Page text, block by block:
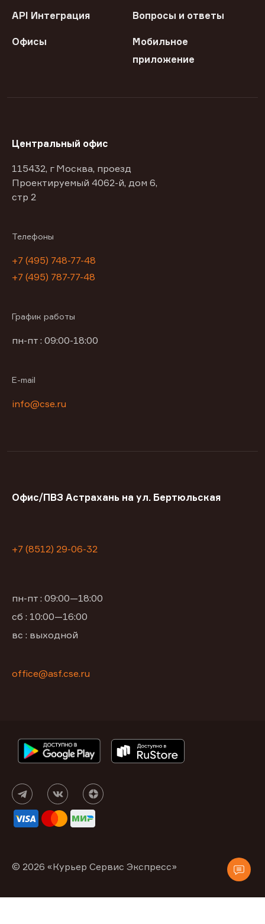
API Интеграция Вопросы и ответы
Офисы
Мобильное
приложение
Центральный офис
115432, г Москва, проезд
Проектируемый 4062-й, дом 6,
стр 2
Телефоны
+7 (495) 748-77-48
+7 (495) 787-77-48
График работы
пн-пт : 09:00-18:00
E-mail
info@cse.ru
Офис/ПВЗ Астрахань на ул. Бертюльская
+7 (8512) 29-06-32
пн-пт : 09:00—18:00
сб : 10:00—16:00
вс : выходной
office@asf.cse.ru
© 2026 «Курьер Сервис Экспресс»